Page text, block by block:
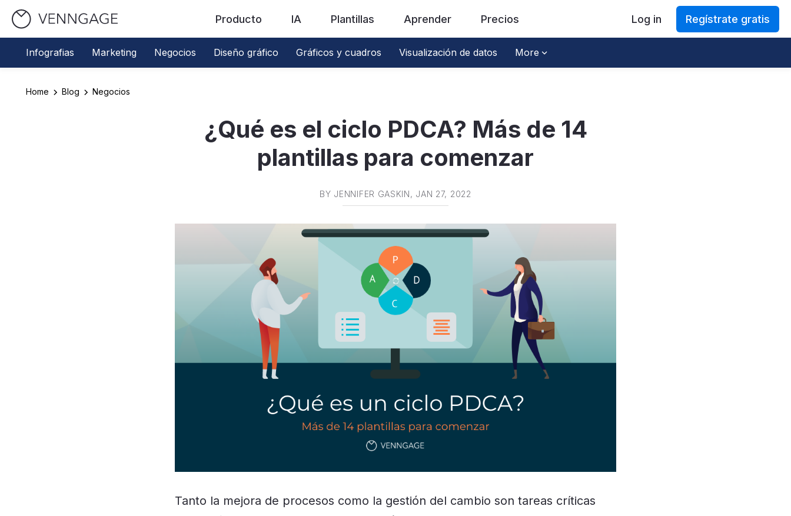
Producto IA Plantillas Aprender Precios Log in Regístrate gratis
Infografias Marketing Negocios Diseño gráfico Gráficos y cuadros Visualización de datos More
Home Blog Negocios
¿Qué es el ciclo PDCA? Más de 14
plantillas para comenzar
BY JENNIFER GASKIN, JAN 27, 2022
Tanto la mejora de procesos como la gestión del cambio son tareas críticas